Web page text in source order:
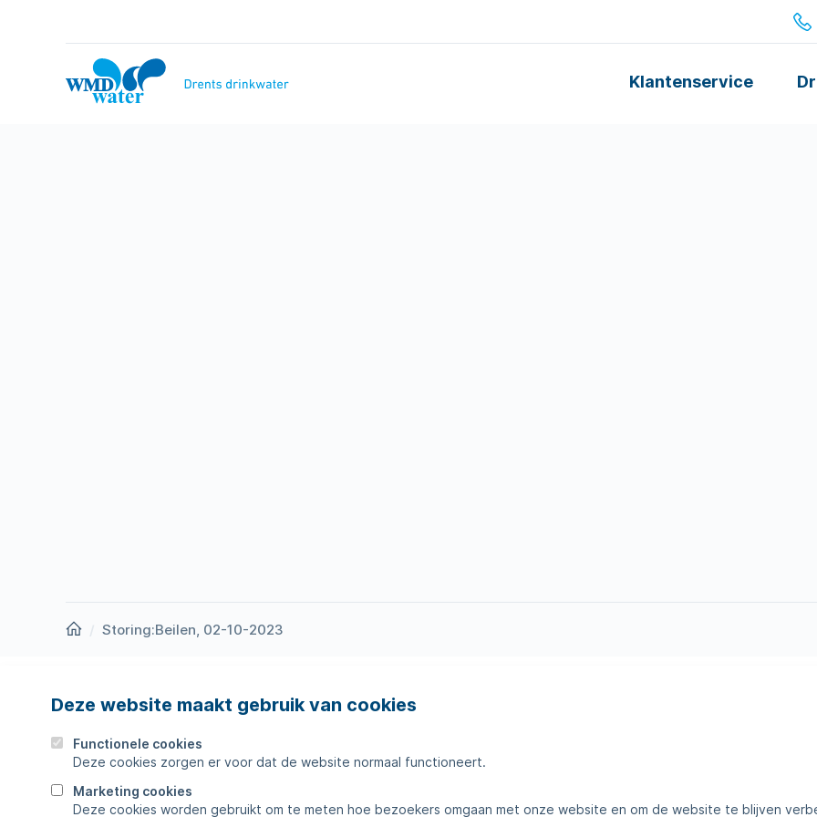
Deze website maakt gebruik van cookies
Functionele cookies
Deze cookies zorgen er voor dat de website normaal functioneert.
Marketing cookies
Deze cookies worden gebruikt om te meten hoe bezoekers omgaan met onze website en om de website te blijven
WMD
Drinkwater
Klantenservice
Homepage
Storing:Beilen, 02-10-2023
Nieuws
Werken bij
Zakelijk
Storingen
Veelgestelde vragen